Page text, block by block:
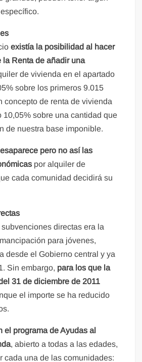
existía la posibilidad al hacer
la Renta de añadir una
de vivienda en el apartado
sobre los primeros 9.015
concepto de renta de vivienda
10,05% sobre una cantidad que
de nuestra base imponible.
pero no así las
por alquiler de
cada comunidad decidirá su
directas era la
para jóvenes,
desde el Gobierno central y ya
Sin embargo, para los que la
31 de diciembre de 2011
el importe se ha reducido
el programa de Ayudas al
, abierto a todas a las edades,
cada una de las comunidades: